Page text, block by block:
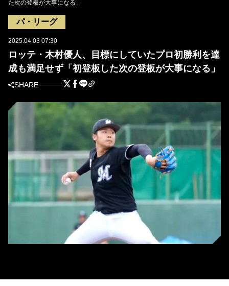
た次の登板が大事になる」
パ・リーグ
2025.04.03 07:30
ロッテ・木村優人、目標にしていたプロ初勝利を達
成も満足せず「初登板した次の登板が大事になる」
SHARE